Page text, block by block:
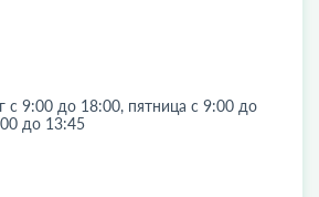
с 9:00 до 18:00, пятница с 9:00 до
до 13:45